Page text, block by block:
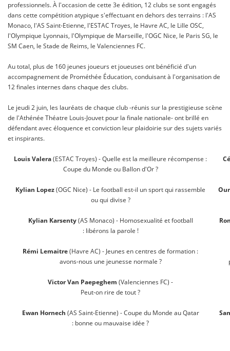
professionnels. À l'occasion de cette 3e édition, 12 clubs se sont engagés
dans cette compétition atypique s'effectuant en dehors des terrains : l'AS
Monaco, l'AS Saint-Etienne, l'ESTAC Troyes, le Havre AC, le Lille OSC,
l'Olympique Lyonnais, l'Olympique de Marseille, l'OGC Nice, le Paris SG, le
SM Caen, le Stade de Reims, le Valenciennes FC.
Au total, plus de 160 jeunes joueurs et joueuses ont bénéficié d'un
accompagnement de Prométhée Éducation, conduisant à l'organisation de
12 finales internes dans chaque des clubs.
Le jeudi 2 juin, les lauréats de chaque club -réunis sur la prestigieuse scène
de l'Athénée Théatre Louis-Jouvet pour la finale nationale- ont brillé en
défendant avec éloquence et conviction leur plaidoirie sur des sujets variés
et inspirants.
Louis Valera(ESTAC Troyes) - Quelle est la meilleure récompense :
Coupe du Monde ou Ballon d'Or ?
Kylian Lopez(OGC Nice) - Le football est-il un sport qui rassemble
ou qui divise ?
Kylian Karsenty(AS Monaco) - Homosexualité et football
: libérons la parole !
Rémi Lemaitre(Havre AC) - Jeunes en centres de formation :
avons-nous une jeunesse normale ?
Victor Van Paepeghem (Valenciennes FC) -
Peut-on rire de tout ?
Ewan Hornech (AS Saint-Etienne) - Coupe du Monde au Qatar
: bonne ou mauvaise idée ?